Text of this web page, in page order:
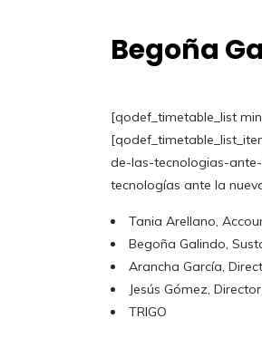
Begoña
[qodef_timetable_list
de-las-tecnologias-ante-
tecnologías ante la
Tania Arellano,
Begoña Galindo,
Arancha García,
Jesús Gómez,
TRIGO